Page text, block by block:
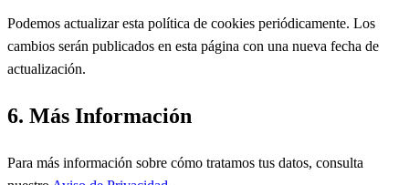
Podemos actualizar esta política de cookies periódicamente. Los
cambios serán publicados en esta página con una nueva fecha de
actualización.
6. Más Información
Para más información sobre cómo tratamos tus datos, consulta